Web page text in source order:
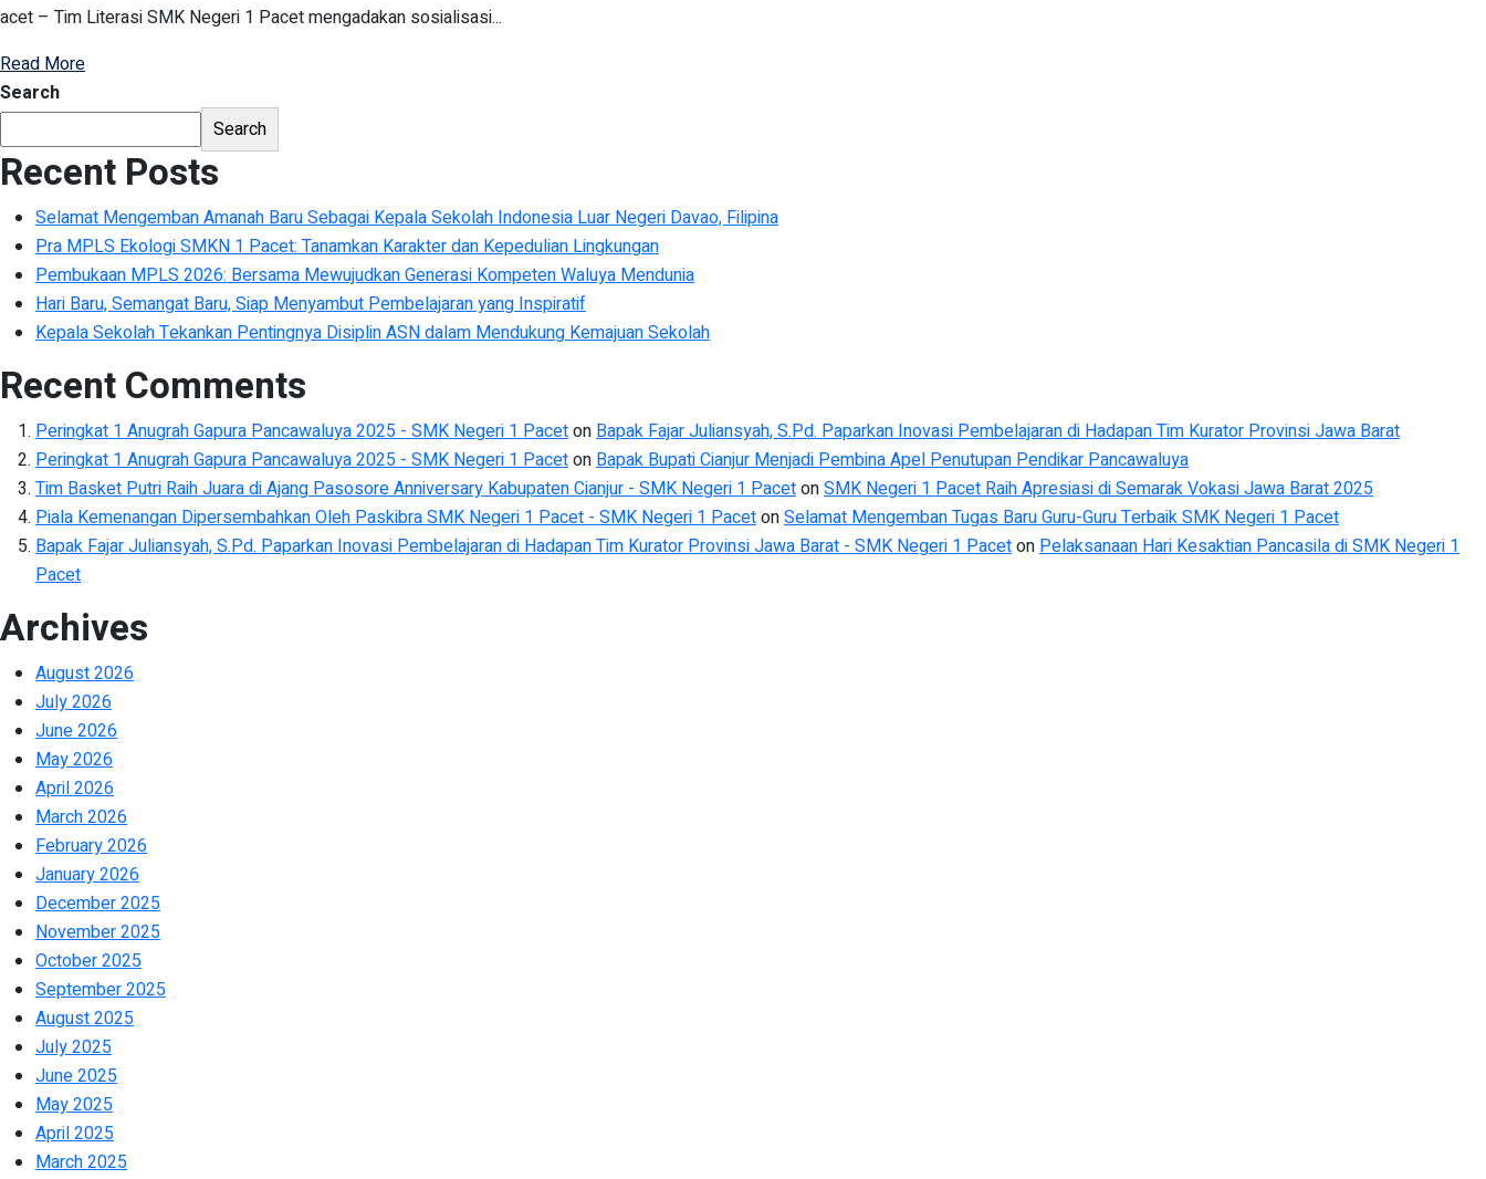
acet – Tim Literasi SMK Negeri 1 Pacet mengadakan sosialisasi...
Read More
Search
Search
Recent Posts
Selamat Mengemban Amanah Baru Sebagai Kepala Sekolah Indonesia Luar Negeri Davao, Filipina
Pra MPLS Ekologi SMKN 1 Pacet: Tanamkan Karakter dan Kepedulian Lingkungan
Pembukaan MPLS 2026: Bersama Mewujudkan Generasi Kompeten Waluya Mendunia
Hari Baru, Semangat Baru, Siap Menyambut Pembelajaran yang Inspiratif
Kepala Sekolah Tekankan Pentingnya Disiplin ASN dalam Mendukung Kemajuan Sekolah
Recent Comments
Peringkat 1 Anugrah Gapura Pancawaluya 2025 - SMK Negeri 1 Paceton Bapak Fajar Juliansyah, S.Pd. Paparkan Inovasi Pembelajaran di Hadapan Tim Kurator Provinsi Jawa Barat
Peringkat 1 Anugrah Gapura Pancawaluya 2025 - SMK Negeri 1 Paceton Bapak Bupati Cianjur Menjadi Pembina Apel Penutupan Pendikar Pancawaluya
Tim Basket Putri Raih Juara di Ajang Pasosore Anniversary Kabupaten Cianjur - SMK Negeri 1 PacetonSMK Negeri 1 Pacet Raih Apresiasi di Semarak Vokasi Jawa Barat 2025
Piala Kemenangan Dipersembahkan Oleh Paskibra SMK Negeri 1 Pacet - SMK Negeri 1 PacetonSelamat Mengemban Tugas Baru Guru-Guru Terbaik SMK Negeri 1 Pacet
Bapak Fajar Juliansyah, S.Pd. Paparkan Inovasi Pembelajaran di Hadapan Tim Kurator Provinsi Jawa Barat - SMK Negeri 1 Paceton Pelaksanaan Hari Kesaktian Pancasila di SMK Negeri 1
Pacet
Archives
August 2026
July 2026
June 2026
May 2026
April 2026
March 2026
February 2026
January 2026
December 2025
November 2025
October 2025
September 2025
August 2025
July 2025
June 2025
May 2025
April 2025
March 2025